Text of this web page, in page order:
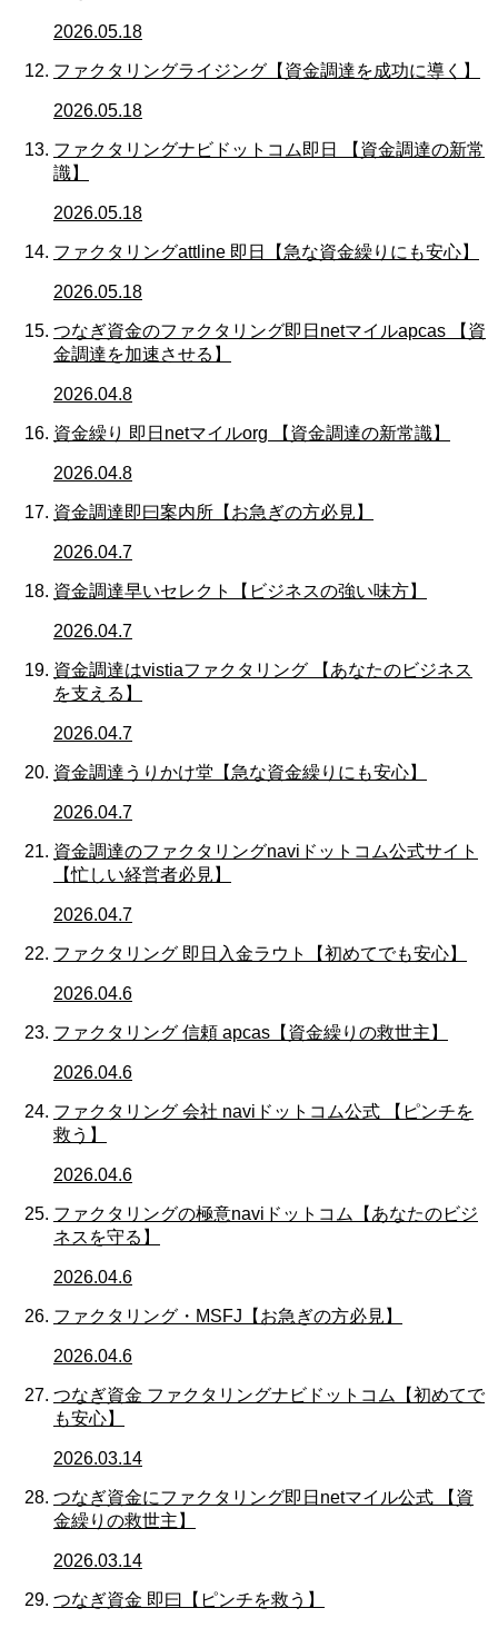
2026.05.18
ファクタリングライジング【資金調達を成功に導く】
2026.05.18
ファクタリングナビドットコム即日 【資金調達の新常
識】
2026.05.18
ファクタリングattline 即日【急な資金繰りにも安心】
2026.05.18
つなぎ資金のファクタリング即日netマイルapcas 【資
金調達を加速させる】
2026.04.8
資金繰り 即日netマイルorg 【資金調達の新常識】
2026.04.8
資金調達即曰案内所【お急ぎの方必見】
2026.04.7
資金調達早いセレクト【ビジネスの強い味方】
2026.04.7
資金調達はvistiaファクタリング 【あなたのビジネス
を支える】
2026.04.7
資金調達うりかけ堂【急な資金繰りにも安心】
2026.04.7
資金調達のファクタリングnaviドットコム公式サイト
【忙しい経営者必見】
2026.04.7
ファクタリング 即日入金ラウト【初めてでも安心】
2026.04.6
ファクタリング 信頼 apcas【資金繰りの救世主】
2026.04.6
ファクタリング 会社 naviドットコム公式 【ピンチを
救う】
2026.04.6
ファクタリングの極意naviドットコム【あなたのビジ
ネスを守る】
2026.04.6
ファクタリング・MSFJ【お急ぎの方必見】
2026.04.6
つなぎ資金 ファクタリングナビドットコム【初めてで
も安心】
2026.03.14
つなぎ資金にファクタリング即日netマイル公式 【資
金繰りの救世主】
2026.03.14
つなぎ資金 即曰【ピンチを救う】